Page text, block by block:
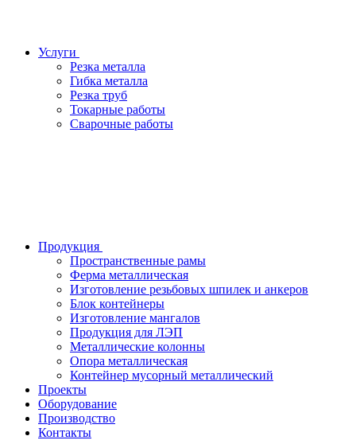
Услуги
Резка металла
Гибка металла
Резка труб
Токарные работы
Сварочные работы
Продукция
Пространственные рамы
Ферма металлическая
Изготовление резьбовых шпилек и анкеров
Блок контейнеры
Изготовление мангалов
Продукция для ЛЭП
Металлические колонны
Опора металлическая
Контейнер мусорный металлический
Проекты
Оборудование
Производство
Контакты